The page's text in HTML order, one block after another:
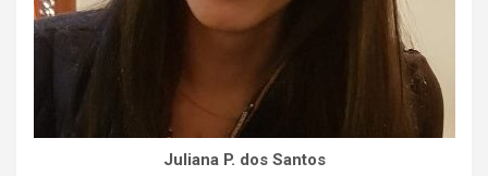
Juliana P. dos Santos